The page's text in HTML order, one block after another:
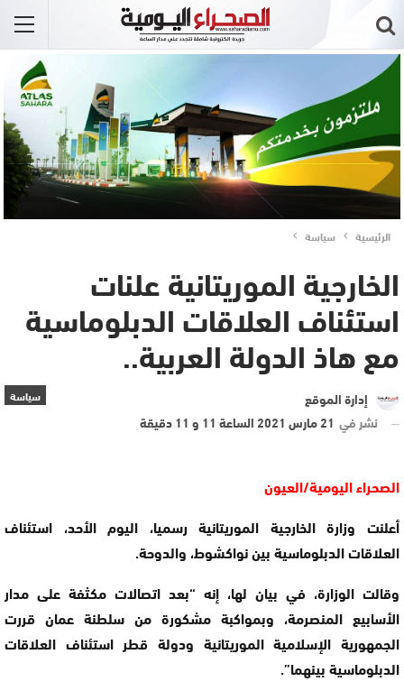
الرئيسية سياسة
الخارجية الموريتانية علنات
استئناف العلاقات الدبلوماسية
مع هاذ الدولة العربية..
سياسة
إدارة الموقع
نشر في 21 مارس 2021 الساعة 11 و 11 دقيقة
الصحراء اليومية/العيون
أعلنت وزارة الخارجية الموريتانية رسميا، اليوم الأحد، استئناف
العلاقات الدبلوماسية بين نواكشوط، والدوحة.
وقالت الوزارة، في بيان لها، إنه “بعد اتصالات مكثفة على مدار
الأسابيع المنصرمة، وبمواكبة مشكورة من سلطنة عمان قررت
الجمهورية الإسلامية الموريتانية ودولة قطر استئناف العلاقات
الدبلوماسية بينهما”.